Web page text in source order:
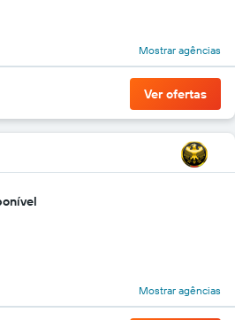
Mostrar agências
Ver ofertas
Mostrar agências